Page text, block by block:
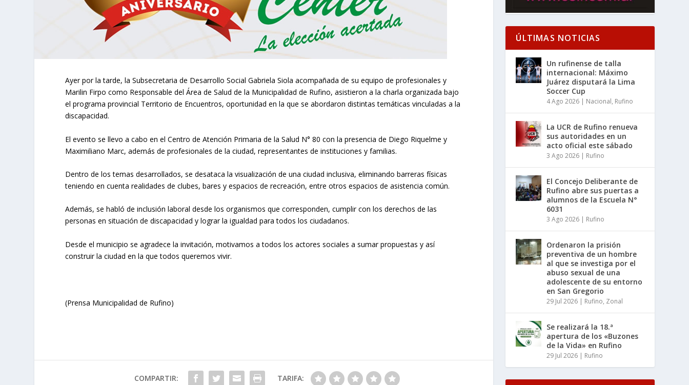
Ayer por la tarde, la Subsecretaria de Desarrollo Social Gabriela Siola acompañada de su equipo de profesionales y
Marilin Firpo como Responsable del Área de Salud de la Municipalidad de Rufino, asistieron a la charla organizada bajo
el programa provincial Territorio de Encuentros, oportunidad en la que se abordaron distintas temáticas vinculadas a la
discapacidad.
El evento se llevo a cabo en el Centro de Atención Primaria de la Salud N° 80 con la presencia de Diego Riquelme y
Maximiliano Marc, además de profesionales de la ciudad, representantes de instituciones y familias.
Dentro de los temas desarrollados, se desataca la visualización de una ciudad inclusiva, eliminando barreras físicas
teniendo en cuenta realidades de clubes, bares y espacios de recreación, entre otros espacios de asistencia común.
Además, se habló de inclusión laboral desde los organismos que corresponden, cumplir con los derechos de las
personas en situación de discapacidad y lograr la igualdad para todos los ciudadanos.
Desde el municipio se agradece la invitación, motivamos a todos los actores sociales a sumar propuestas y así
construir la ciudad en la que todos queremos vivir.
(Prensa Municipalidad de Rufino)
COMPARTIR: TARIFA:
ÚLTIMAS NOTICIAS
Un rufinense de talla
internacional: Máximo
Juárez disputará la Lima
Soccer Cup
4 Ago 2026 | Nacional, Rufino
La UCR de Rufino renueva
sus autoridades en un
acto oficial este sábado
3 Ago 2026 | Rufino
El Concejo Deliberante de
Rufino abre sus puertas a
alumnos de la Escuela N°
6031
3 Ago 2026 | Rufino
Ordenaron la prisión
preventiva de un hombre
al que se investiga por el
abuso sexual de una
adolescente de su entorno
en San Gregorio
29 Jul 2026 | Rufino, Zonal
Se realizará la 18.ª
apertura de los «Buzones
de la Vida» en Rufino
29 Jul 2026 | Rufino